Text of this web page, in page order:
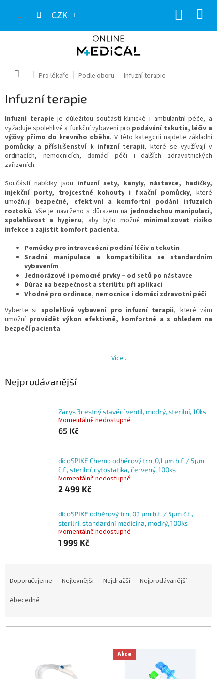
CZK
Domů Pro lékaře Podle oboru Infuzní terapie
Infuzní terapie
Infuzní terapie je důležitou součástí klinické i ambulantní péče, a
vyžaduje spolehlivé a funkční vybavení pro podávání tekutin, léčiv a
výživy přímo do krevního oběhu. V této kategorii najdete základní
pomůcky a příslušenství k infuzní terapii, které se využívají v
ordinacích, nemocnicích, domácí péči i dalších zdravotnických
zařízeních.
Součástí nabídky jsou infuzní sety, kanyly, nástavce, hadičky,
injekční porty, trojcestné kohouty i fixační pomůcky, které
umožňují bezpečné, efektivní a komfortní podání infuzních
roztoků. Vše je navrženo s důrazem najednoduchou manipulaci,
spolehlivost a hygienu, aby bylo možné minimalizovat riziko
infekce a zajistit komfort pacienta.
Pomůcky pro intravenózní podání léčiv a tekutin
Snadná manipulace a kompatibilita se standardním
vybavením
Jednorázové i pomocné prvky – od setů po nástavce
Důraz na bezpečnost a sterilitu při aplikaci
Vhodné pro ordinace, nemocnice i domácí zdravotní péči
Vyberte si spolehlivé vybavení pro infuzní terapii, které vám
umožní provádět výkon efektivně, komfortně a s ohledem na
bezpečí pacienta.
Více...
Nejprodávanější
Zarys 3cestný stavěcí ventil, modrý, sterilní, 10ks
Momentálně nedostupné
65 Kč
dicoSPIKE Chemo odběrový trn, 0,1 μm b.f. / 5μm
č.f., sterilní, cytostatika, červený, 100ks
Momentálně nedostupné
2 499 Kč
dicoSPIKE odběrový trn, 0,1 μm b.f. / 5μm č.f.,
sterilní, standardní medicína, modrý, 100ks
Momentálně nedostupné
1 999 Kč
p
Doporučujeme Nejlevnější Nejdražší
Nejprodávanější
Abecedně
Akce